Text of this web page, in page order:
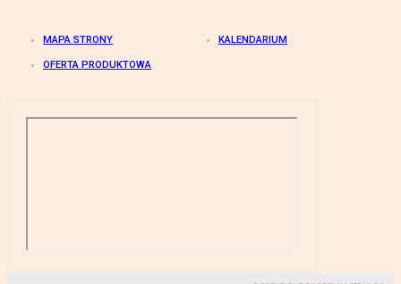
MAPA STRONY KALENDARIUM
OFERTA PRODUKTOWA